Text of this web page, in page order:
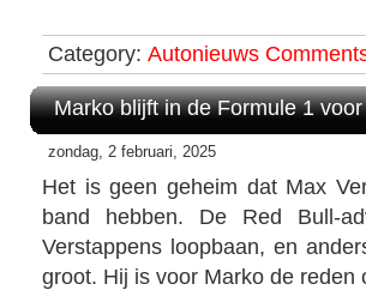
Category: Autonieuws
Marko blijft in de Formule 1
zondag, 2 februari, 2025
Het is geen geheim dat Max
band hebben. De Red Bull-
Verstappens loopbaan, en
groot. Hij is voor Marko de